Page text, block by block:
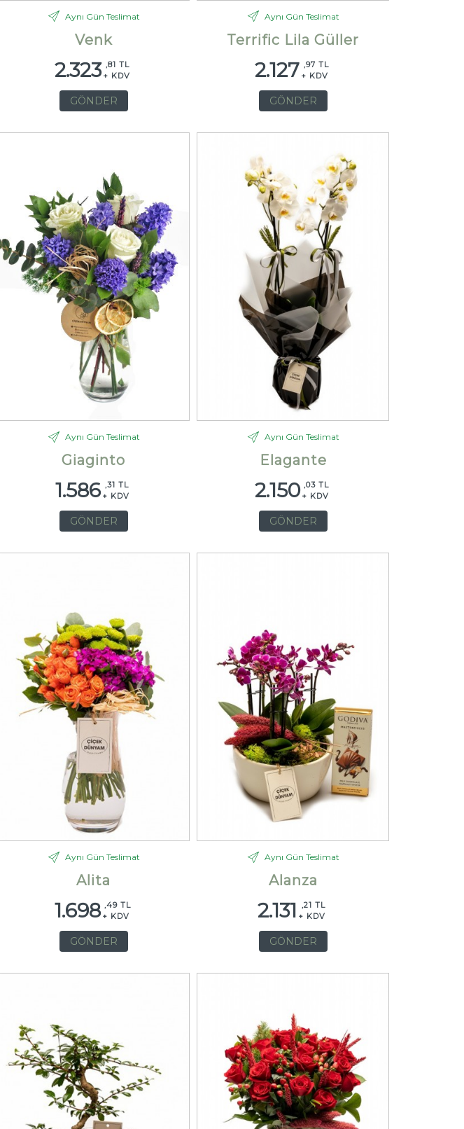
Aynı Gün Teslimat
Venk
2.323 ,81 TL
+ KDV
GÖNDER
Aynı Gün Teslimat
Terrific Lila Güller
2.127 ,97 TL
+ KDV
GÖNDER
Aynı Gün Teslimat
Giaginto
1.586 ,31 TL
+ KDV
GÖNDER
Aynı Gün Teslimat
Elagante
2.150 ,03 TL
+ KDV
GÖNDER
Aynı Gün Teslimat
Alita
1.698 ,49 TL
+ KDV
GÖNDER
Aynı Gün Teslimat
Alanza
2.131 ,21 TL
+ KDV
GÖNDER